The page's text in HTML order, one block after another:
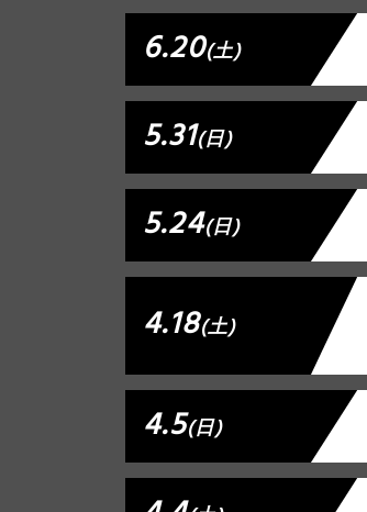
6.20(土)
5.31(日)
5.24(日)
4.18(土)
4.5(日)